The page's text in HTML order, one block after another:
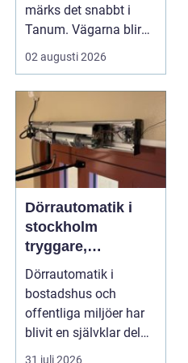
märks det snabbt i
Tanum. Vägarna blir
smalare, parkeringar ...
02 augusti 2026
Dörrautomatik i
stockholm
tryggare,
smidigare och mer
tillgängliga entréer
Dörrautomatik i
bostadshus och
offentliga miljöer har
blivit en självklar del
av en modern
31 juli 2026